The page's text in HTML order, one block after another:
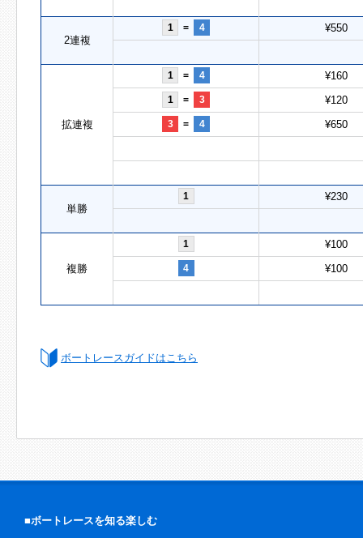
2連複
1 = 4 ¥550
拡連複
1 = 4 ¥160
1 = 3 ¥120
3 = 4 ¥650
単勝
1 ¥230
複勝
1 ¥100
4 ¥100
ボートレースガイドはこちら
■ボートレースを知る楽しむ